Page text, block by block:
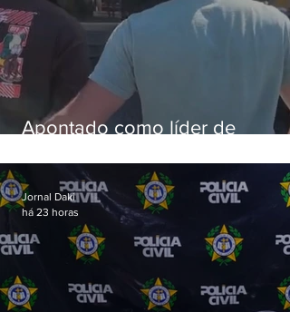
Apontado como líder de
aposentados é preso
Jornal Daki
há 23 horas